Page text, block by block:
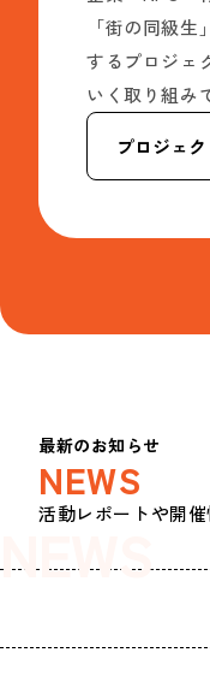
「街の同級
するプロジェ
いく取り組み
プロジェ
最新のお知らせ
NEWS
活動レポートや開催
NEWS